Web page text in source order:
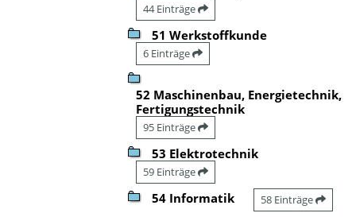
44 Einträge
51 Werkstoffkunde
6 Einträge
52 Maschinenbau, Energietechnik,
Fertigungstechnik
95 Einträge
53 Elektrotechnik
59 Einträge
54 Informatik 58 Einträge